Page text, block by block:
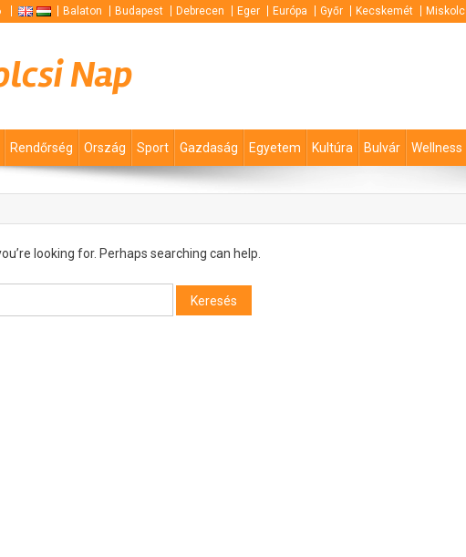
Balaton Budapest Debrecen Eger Európa Győr Kecskemét Miskolc
Nap
Rendőrség Ország Sport Gazdaság Egyetem Kultúra Bulvár Wellness
looking for. Perhaps searching can help.